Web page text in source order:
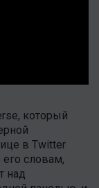
который
в Twitter
словам,
над